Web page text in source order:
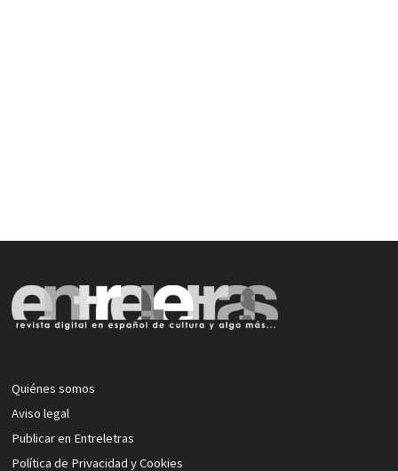
Quiénes somos
Aviso legal
Publicar en Entreletras
Política de Privacidad y Cookies